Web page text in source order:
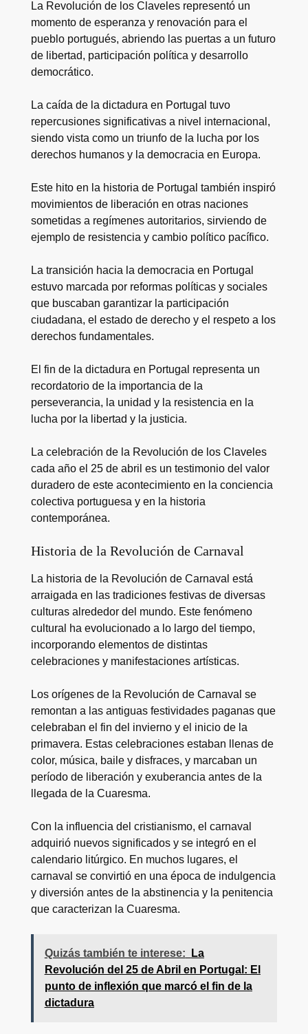
La Revolución de los Claveles representó un
momento de esperanza y renovación para el
pueblo portugués, abriendo las puertas a un futuro
de libertad, participación política y desarrollo
democrático.
La caída de la dictadura en Portugal tuvo
repercusiones significativas a nivel internacional,
siendo vista como un triunfo de la lucha por los
derechos humanos y la democracia en Europa.
Este hito en la historia de Portugal también inspiró
movimientos de liberación en otras naciones
sometidas a regímenes autoritarios, sirviendo de
ejemplo de resistencia y cambio político pacífico.
La transición hacia la democracia en Portugal
estuvo marcada por reformas políticas y sociales
que buscaban garantizar la participación
ciudadana, el estado de derecho y el respeto a los
derechos fundamentales.
El fin de la dictadura en Portugal representa un
recordatorio de la importancia de la
perseverancia, la unidad y la resistencia en la
lucha por la libertad y la justicia.
La celebración de la Revolución de los Claveles
cada año el 25 de abril es un testimonio del valor
duradero de este acontecimiento en la conciencia
colectiva portuguesa y en la historia
contemporánea.
Historia de la Revolución de Carnaval
La historia de la Revolución de Carnaval está
arraigada en las tradiciones festivas de diversas
culturas alrededor del mundo. Este fenómeno
cultural ha evolucionado a lo largo del tiempo,
incorporando elementos de distintas
celebraciones y manifestaciones artísticas.
Los orígenes de la Revolución de Carnaval se
remontan a las antiguas festividades paganas que
celebraban el fin del invierno y el inicio de la
primavera. Estas celebraciones estaban llenas de
color, música, baile y disfraces, y marcaban un
período de liberación y exuberancia antes de la
llegada de la Cuaresma.
Con la influencia del cristianismo, el carnaval
adquirió nuevos significados y se integró en el
calendario litúrgico. En muchos lugares, el
carnaval se convirtió en una época de indulgencia
y diversión antes de la abstinencia y la penitencia
que caracterizan la Cuaresma.
Quizás también te interese:
La
Revolución del 25 de Abril en Portugal: El
punto de inflexión que marcó el fin de la
dictadura